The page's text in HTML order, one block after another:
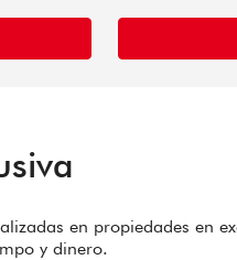
en propiedades en
y dinero.